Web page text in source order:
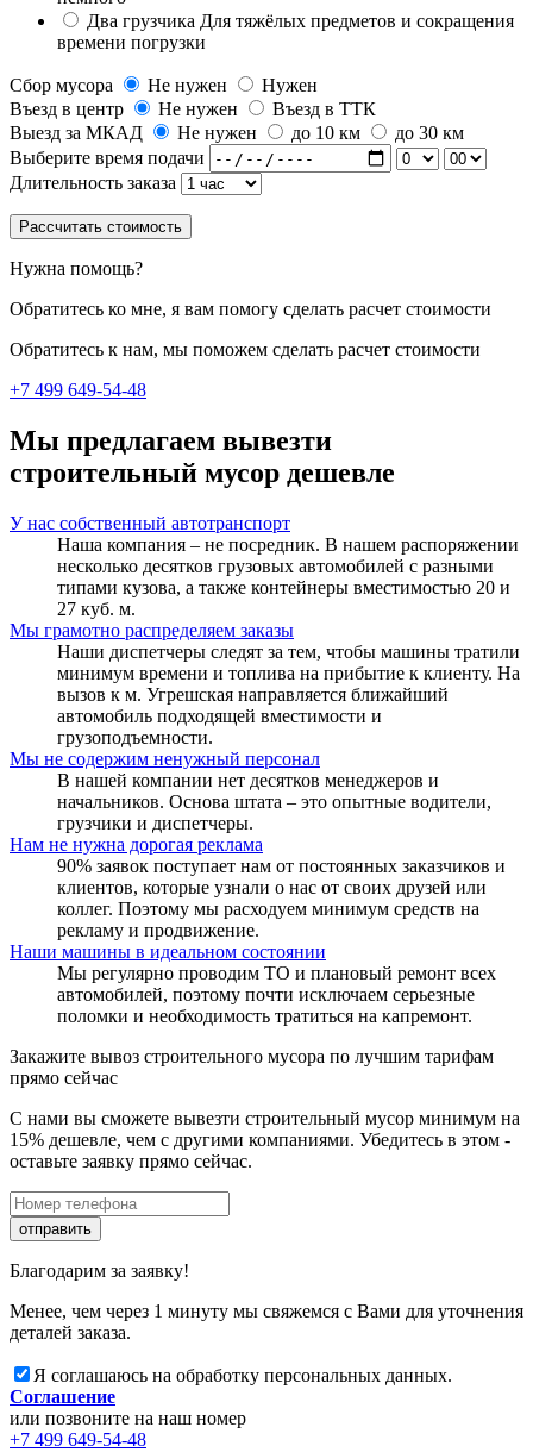
Два грузчика Для тяжёлых предметов и сокращения
времени погрузки
Сбор мусора Не нужен
Нужен
Въезд в центр
Не нужен
Въезд в ТТК
Выезд за МКАД
Не нужен до 10 км
до 30 км
Выберите время подачи
Длительность заказа
Рассчитать стоимость
Нужна помощь?
Обратитесь ко мне, я вам помогу сделать расчет стоимости
Обратитесь к нам, мы поможем сделать расчет стоимости
+7 499 649-54-48
Мы предлагаем вывезти
строительный мусор дешевле
У нас собственный автотранспорт
Наша компания – не посредник. В нашем распоряжении
несколько десятков грузовых автомобилей с разными
типами кузова, а также контейнеры вместимостью 20 и
27 куб. м.
Мы грамотно распределяем заказы
Наши диспетчеры следят за тем, чтобы машины тратили
минимум времени и топлива на прибытие к клиенту. На
вызов к м. Угрешская направляется ближайший
автомобиль подходящей вместимости и
грузоподъемности.
Мы не содержим ненужный персонал
В нашей компании нет десятков менеджеров и
начальников. Основа штата – это опытные водители,
грузчики и диспетчеры.
Нам не нужна дорогая реклама
90% заявок поступает нам от постоянных заказчиков и
клиентов, которые узнали о нас от своих друзей или
коллег. Поэтому мы расходуем минимум средств на
рекламу и продвижение.
Наши машины в идеальном состоянии
Мы регулярно проводим ТО и плановый ремонт всех
автомобилей, поэтому почти исключаем серьезные
поломки и необходимость тратиться на капремонт.
Закажите вывоз строительного мусора по лучшим тарифам
прямо сейчас
С нами вы сможете вывезти строительный мусор минимум на
15% дешевле, чем с другими компаниями. Убедитесь в этом -
оставьте заявку прямо сейчас.
отправить
Благодарим за заявку!
Менее, чем через 1 минуту мы свяжемся с Вами для уточнения
деталей заказа.
Я соглашаюсь на обработку персональных данных.
Соглашение
или позвоните на наш номер
+7 499 649-54-48